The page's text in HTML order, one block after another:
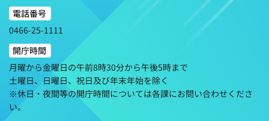
電話番号
0466-25-1111
開庁時間
月曜から金曜日の午前8時30分から午後5時まで
土曜日、日曜日、祝日及び年末年始を除く
※休日・夜間等の開庁時間については各課にお問い合わせくださ
い。